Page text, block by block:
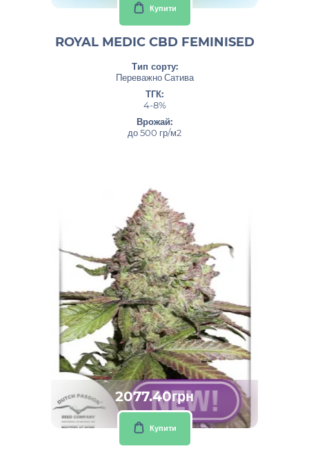
Купити
ROYAL MEDIC CBD FEMINISED
Тип сорту:
Переважно Сатива
ТГК:
4-8%
Врожай:
до 500 гр/м2
2077.40грн
Купити